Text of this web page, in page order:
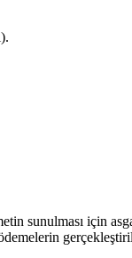
sunulması için